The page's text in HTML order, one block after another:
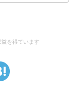
を得ています